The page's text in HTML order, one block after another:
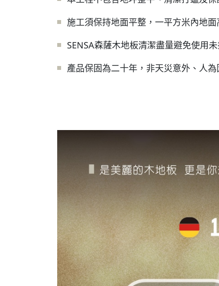
施工須保持地面平整，一平方米內地
SENSA森薩木地板清潔盡量避免使用
產品保固為二十年，非天災意外、人